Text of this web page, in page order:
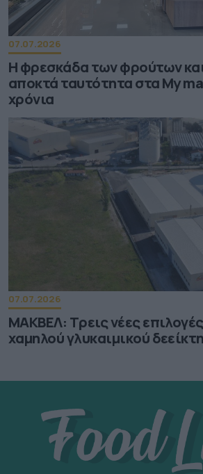
07.07.2026
Η φρεσκάδα των φρούτων
αποκτά ταυτότητα στα My
χρόνια
07.07.2026
ΜΑΚΒΕΛ: Τρεις νέες
χαμηλού γλυκαιμικού δεείκτη